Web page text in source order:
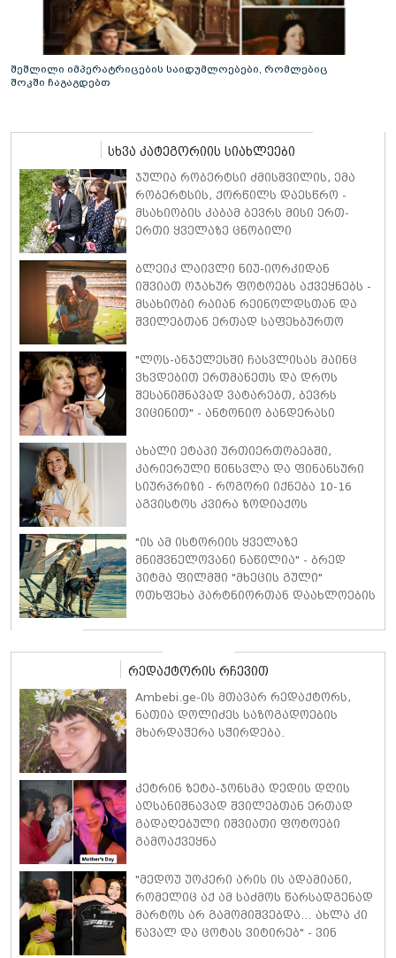
შეშლილი იმპერატრიცების საიდუმლოებები, რომლებიც
შოკში ჩაგაგდებთ
სხვა კატეგორიის სიახლეები
ჯულია რობერტსი ძმისშვილის, ემა
რობერტსის, ქორწილს დაესწრო -
მსახიობის კაბამ ბევრს მისი ერთ-
ერთი ყველაზე ცნობილი
საკულტო სტილი გაახსენა
ბლეიკ ლაივლი ნიუ-იორკიდან
იშვიათ ოჯახურ ფოტოებს აქვეყნებს -
მსახიობი რაიან რეინოლდსთან და
შვილებთან ერთად საფეხბურთო
"ლოს-ანჯელესში ჩასვლისას მაინც
ვხვდებით ერთმანეთს და დროს
შესანიშნავად ვატარებთ, ბევრს
ვიცინით" - ანტონიო ბანდერასი
წლის შემდეგაც ის და მელანი
გრიფიტი საუკეთესო მეგობრებად
რჩებიან
ახალი ეტაპი ურთიერთობებში,
კარიერული წინსვლა და ფინანსური
სიურპრიზი - როგორი იქნება 10-16
აგვისტოს კვირა ზოდიაქოს
"ის ამ ისტორიის ყველაზე
მნიშვნელოვანი ნაწილია" - ბრედ
პიტმა ფილმში "მხეცის გული"
ოთხფეხა პარტნიორთან დაახლოების
ისაუბრა
რედაქტორის რჩევით
Ambebi.ge-ის მთავარ რედაქტორს,
ნათია დოლიძეს საზოგადოების
მხარდაჭერა სჭირდება.
კეტრინ ზეტა-ჯონსმა დედის დღის
აღსანიშნავად შვილებთან ერთად
გადაღებული იშვიათი ფოტოები
გამოაქვეყნა
"მედოუ უოკერი არის ის ადამიანი,
რომელიც აქ ამ საძმოს წარსადგენად
მარტოს არ გამომიშვებდა… ახლა კი
წავალ და ცოტას ვიტირებ" - ვინ